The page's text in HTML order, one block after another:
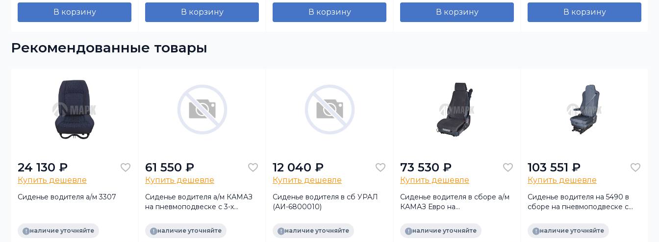
В корзину В корзину В корзину В корзину В корзину
Рекомендованные товары
24 130 ₽
Купить дешевле
Сиденье водителя а/м 3307
наличие уточняйте
61 550 ₽
Купить дешевле
Сиденье водителя а/м КАМАЗ
на пневмоподвеске с 3-х
поясничный подпор+обогрев
СИТ
наличие уточняйте
12 040 ₽
Купить дешевле
Сиденье водителя в сб УРАЛ
(АИ-6800010)
наличие уточняйте
73 530 ₽
Купить дешевле
Сиденье водителя в сборе а/м
КАМАЗ Евро на
наличие уточняйте
103 551 ₽
Купить дешевле
Сиденье водителя на 5490 в
сборе на пневмоподвеске с
подогревом) ( ISRI )
наличие уточняйте